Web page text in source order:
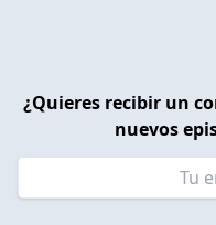
¿Quieres recibir un
nuevos